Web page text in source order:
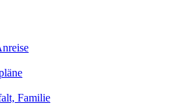
Familie